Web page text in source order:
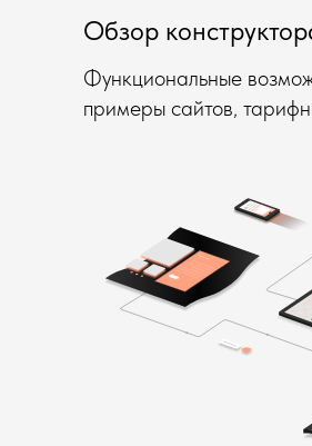
Обзор
Функциональные
примеры сайтов,